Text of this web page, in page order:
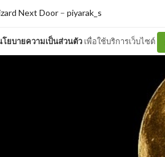
โยบายความเป็นส่วนตัว เพื่อใช้บริการเว็บไซต์
Next Door– piyarak_s